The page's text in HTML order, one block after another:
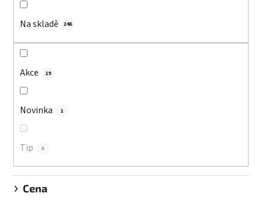
Na skladě 248
Akce 19
Novinka 1
Tip 0
Cena